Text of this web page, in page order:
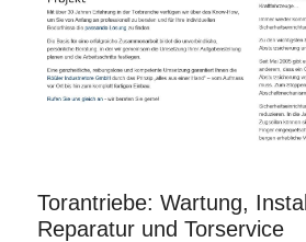
Torantriebe: Wartung,
Reparatur und Torservice